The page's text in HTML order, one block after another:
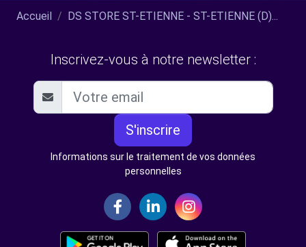
Accueil DS STORE ST-ETIENNE - ST-ETIENNE (D)...
Inscrivez-vous à notre newsletter :
S'inscrire
Informations sur le traitement de vos données
personnelles